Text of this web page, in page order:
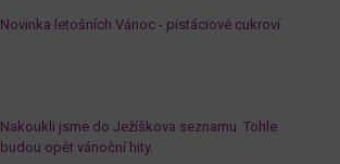
Novinka letošních Vánoc - pistáciové cukroví
Nakoukli jsme do Ježíškova seznamu. Tohle
budou opět vánoční hity.